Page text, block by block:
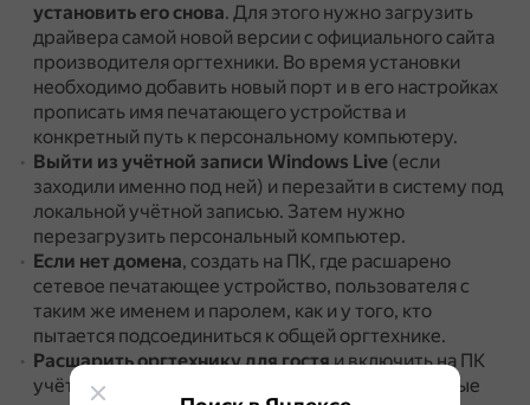
установить его снова. Для этого нужно загрузить
драйвера самой новой версии с официального сайта
производителя оргтехники. Во время установки
необходимо добавить новый порт и в его настройках
прописать имя печатающего устройства и
конкретный путь к персональному компьютеру.
Выйти из учётной записи Windows Live (если
заходили именно под ней) и перезайти в систему под
локальной учётной записью. Затем нужно
перезагрузить персональный компьютер.
Если нет домена, создать на ПК, где расшарено
сетевое печатающее устройство, пользователя с
таким же именем и паролем, как и у того, кто
пытается подсоединиться к общей оргтехнике.
Расшарить оргтехнику для гостяи включить на ПК
учётную запись гостя.
Нужно открыть «Локальные